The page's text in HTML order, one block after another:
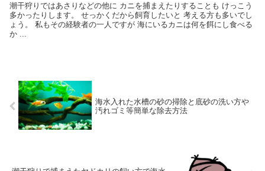
潮干狩りではあさりなどの他に カニを捕まえたりすることも けっこう
多かったりします。 せっかくだから飼育したいと 考える方も多いでし
ょう。 私もその経験者の一人ですが 海にいるカニは何を餌にし食べる
か ...
海水入れた水槽の砂の掃除と底砂の洗い方や
汚れゴミ等簡単な除去方法